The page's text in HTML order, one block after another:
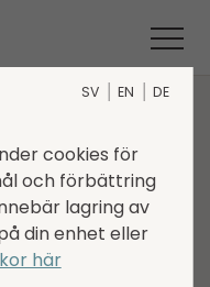
DELÉR MÅLERI
SV EN DE
cookies för
och förbättring
lagring av
din enhet eller
här